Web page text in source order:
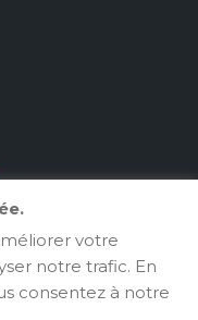
votre
notre trafic. En
consentez à notre